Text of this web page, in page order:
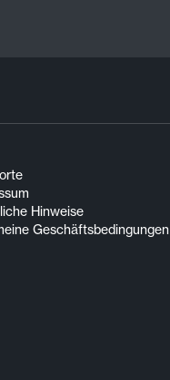
Hinweise
Geschäftsbedingungen